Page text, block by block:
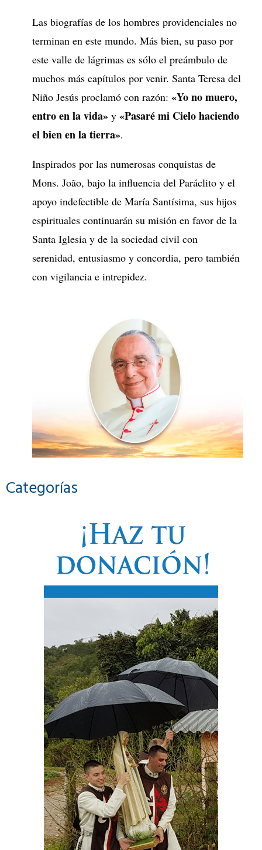
Las biografías de los hombres providenciales no
terminan en este mundo. Más bien, su paso por
este valle de lágrimas es sólo el preámbulo de
muchos más capítulos por venir. Santa Teresa del
Niño Jesús proclamó con razón: «Yo no muero,
entro en la vida»y «Pasaré mi Cielo haciendo
el bien en la tierra».
Inspirados por las numerosas conquistas de
Mons. João, bajo la influencia del Paráclito y el
apoyo indefectible de María Santísima, sus hijos
espirituales continuarán su misión en favor de la
Santa Iglesia y de la sociedad civil con
serenidad, entusiasmo y concordia, pero también
con vigilancia e intrepidez.
Categorías